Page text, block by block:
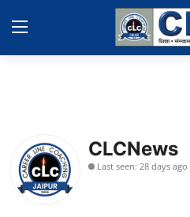
Events News
CLCNews
Last seen: 28 days ago